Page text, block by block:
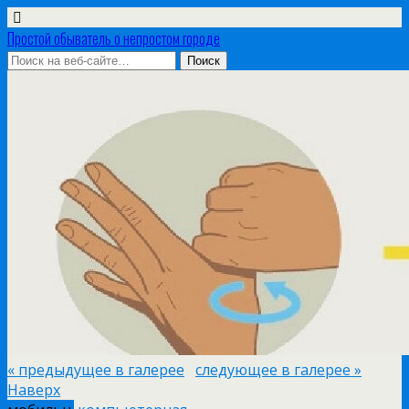
Простой обыватель о непростом городе
« предыдущее в галерее следующее в галерее »
Наверх